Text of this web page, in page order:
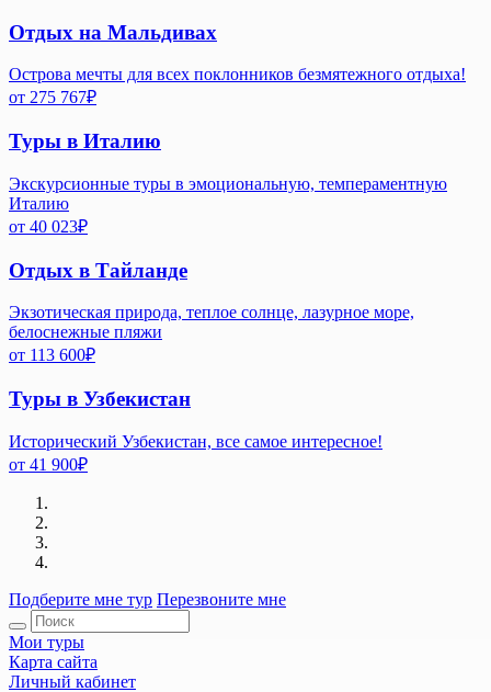
Отдых на Мальдивах
Острова мечты для всех поклонников безмятежного отдыха!
от 275 767₽
Туры в Италию
Экскурсионные туры в эмоциональную, темпераментную
Италию
от 40 023₽
Отдых в Тайланде
Экзотическая природа, теплое солнце, лазурное море,
белоснежные пляжи
от 113 600₽
Туры в Узбекистан
Исторический Узбекистан, все самое интересное!
от 41 900₽
Подберите мне тур Перезвоните мне
Мои туры
Карта сайта
Личный кабинет